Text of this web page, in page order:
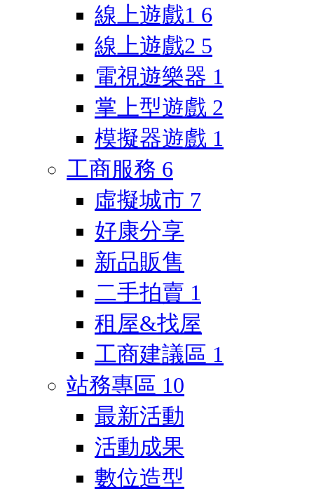
線上遊戲1 6
線上遊戲2 5
電視遊樂器 1
掌上型遊戲 2
模擬器遊戲 1
工商服務 6
虛擬城市 7
好康分享
新品販售
二手拍賣 1
租屋&找屋
工商建議區 1
站務專區 10
最新活動
活動成果
數位造型